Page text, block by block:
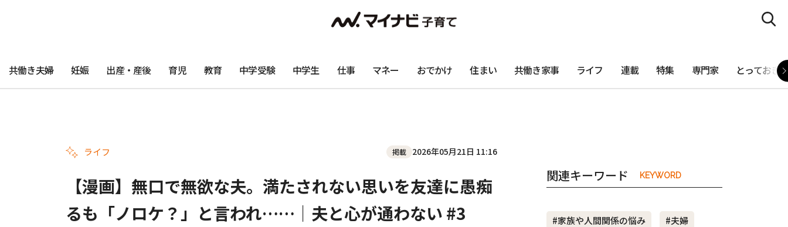
共働き夫婦 妊娠 出産・産後 育児 教育 中学受験 中学生 仕事 マネー おでかけ 住まい 共働き家事 ライフ 連載 特集 専門家 とっておき
ライフ 掲載 2026年05月21日 11:16
【漫画】無口で無欲な夫。満たされない思いを友達に愚痴
るも「ノロケ？」と言われ……｜夫と心が通わない #3
関連キーワード KEYWORD
#家族や人間関係の悩み
#夫婦